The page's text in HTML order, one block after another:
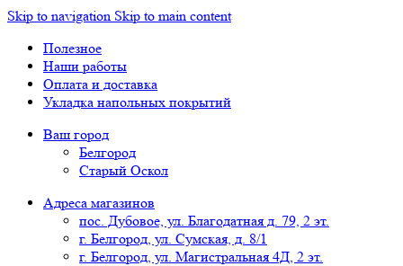
Skip to navigation Skip to main content
Полезное
Наши работы
Оплата и доставка
Укладка напольных покрытий
Ваш город
Белгород
Старый Оскол
Адреса магазинов
пос. Дубовое, ул. Благодатная д. 79, 2 эт.
г. Белгород, ул. Сумская, д. 8/1
г. Белгород, ул. Магистральная 4Д, 2 эт.